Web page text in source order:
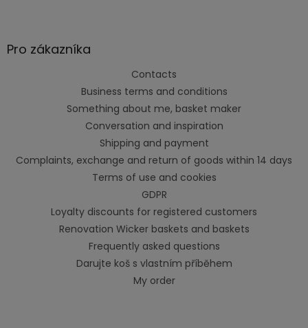
Pro zákazníka
Contacts
Business terms and conditions
Something about me, basket maker
Conversation and inspiration
Shipping and payment
Complaints, exchange and return of goods within 14 days
Terms of use and cookies
GDPR
Loyalty discounts for registered customers
Renovation Wicker baskets and baskets
Frequently asked questions
Darujte koš s vlastním příběhem
My order